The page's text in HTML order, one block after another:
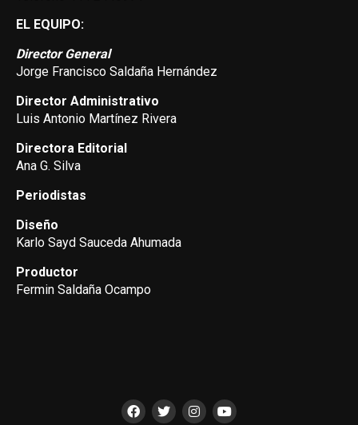
EL EQUIPO:
Director General
Jorge Francisco Saldaña Hernández
Director Administrativo
Luis Antonio Martínez Rivera
Directora Editorial
Ana G. Silva
Periodistas
Diseño
Karlo Sayd Sauceda Ahumada
Productor
Fermin Saldaña Ocampo